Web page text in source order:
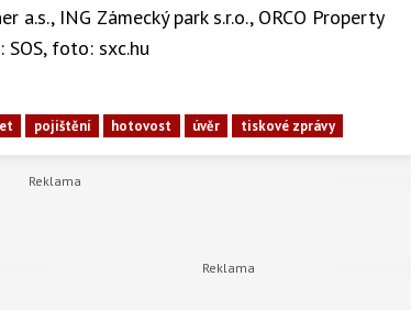
a.s., ING Zámecký park s.r.o., ORCO Property
SOS, foto: sxc.hu
pojištění hotovost úvěr tiskové zprávy